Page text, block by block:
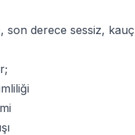
, son derece sessiz,